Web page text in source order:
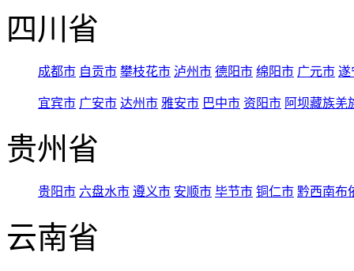
四川省
成都市 自贡市 攀枝花市 泸州市 德阳市 绵阳市 广元市 遂
宜宾市 广安市 达州市 雅安市 巴中市 资阳市 阿坝藏族羌
贵州省
贵阳市 六盘水市 遵义市 安顺市 毕节市 铜仁市 黔西南布
云南省